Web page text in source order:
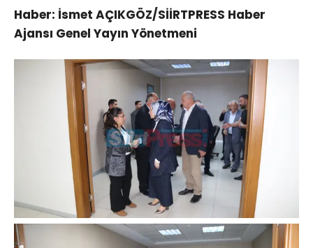
Haber: İsmet AÇIKGÖZ/SİİRTPRESS Haber
Ajansı Genel Yayın Yönetmeni